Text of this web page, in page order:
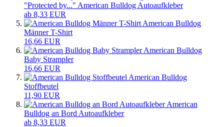
"Protected by..." American Bulldog Autoaufkleber
ab 8,33 EUR
American Bulldog
Männer T-Shirt
16,66 EUR
American Bulldog
Baby Strampler
16,66 EUR
American Bulldog
Stoffbeutel
11,90 EUR
American
Bulldog an Bord Autoaufkleber
ab 8,33 EUR